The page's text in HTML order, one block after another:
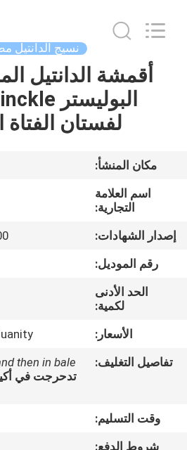
منزل
المنتجات
حول
جولة
المعمل
الجودة
نسيج الدانتيل
أقمشة الدانتيل
لفستان الفتاة
مكان المنشأ:
اسم العلامة
التجارية:
إصدار الشهادات:
رقم الموديل:
الحد الأدنى
لكمية:
الأسعار:
تفاصيل التغليف:
then in bale .
تدحرجت في
وقت التسليم:
شروط الدفع: